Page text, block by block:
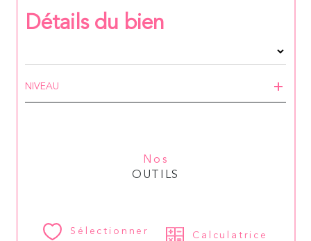
Détails du bien
NIVEAU
Nos
OUTILS
Sélectionner Calculatrice